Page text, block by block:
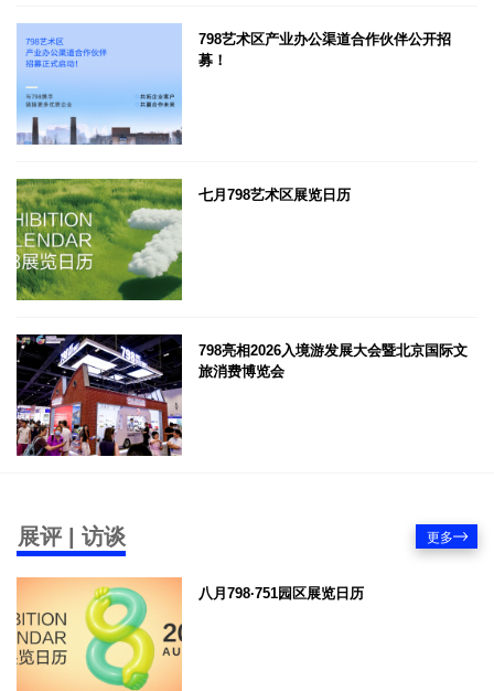
798艺术区产业办公渠道合作伙伴公开招
募！
七月798艺术区展览日历
798亮相2026入境游发展大会暨北京国际文
旅消费博览会
展评 | 访谈 更多
八月798·751园区展览日历